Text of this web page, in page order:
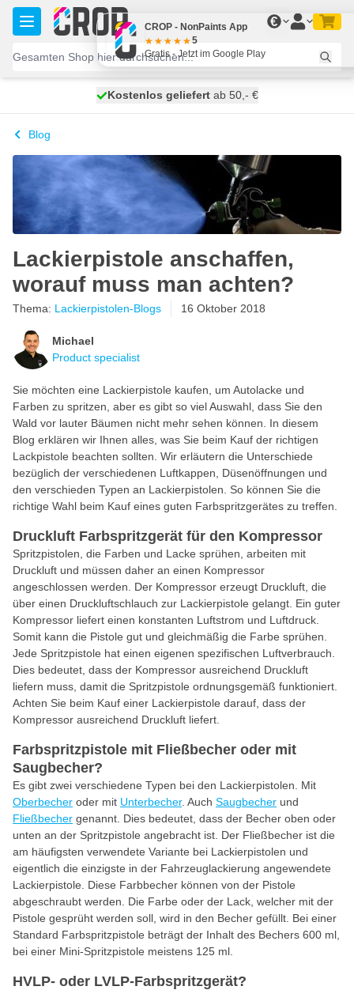
Zum Inhalt springen
€
heute versendet
Kostenlos geliefertab 50,- €
100 Tage
Blog
Lackierpistole anschaffen,
worauf muss man achten?
Thema: Lackierpistolen-Blogs 16 Oktober 2018
Michael
Product specialist
Sie möchten eine Lackierpistole kaufen, um Autolacke und
Farben zu spritzen, aber es gibt so viel Auswahl, dass Sie den
Wald vor lauter Bäumen nicht mehr sehen können. In diesem
Blog erklären wir Ihnen alles, was Sie beim Kauf der richtigen
Lackpistole beachten sollten. Wir erläutern die Unterschiede
bezüglich der verschiedenen Luftkappen, Düsenöffnungen und
den verschieden Typen an Lackierpistolen. So können Sie die
richtige Wahl beim Kauf eines guten Farbspritzgerätes zu treffen.
Druckluft Farbspritzgerät für den Kompressor
Spritzpistolen, die Farben und Lacke sprühen, arbeiten mit
Druckluft und müssen daher an einen Kompressor
angeschlossen werden. Der Kompressor erzeugt Druckluft, die
über einen Druckluftschlauch zur Lackierpistole gelangt. Ein guter
Kompressor liefert einen konstanten Luftstrom und Luftdruck.
Somit kann die Pistole gut und gleichmäßig die Farbe sprühen.
Jede Spritzpistole hat einen eigenen spezifischen Luftverbrauch.
Dies bedeutet, dass der Kompressor ausreichend Druckluft
liefern muss, damit die Spritzpistole ordnungsgemäß funktioniert.
Achten Sie beim Kauf einer Lackierpistole darauf, dass der
Kompressor ausreichend Druckluft liefert.
Farbspritzpistole mit Fließbecher oder mit
Saugbecher?
Es gibt zwei verschiedene Typen bei den Lackierpistolen. Mit
Oberbecher oder mit Unterbecher. Auch Saugbecher und
Fließbecher genannt. Dies bedeutet, dass der Becher oben oder
unten an der Spritzpistole angebracht ist. Der Fließbecher ist die
am häufigsten verwendete Variante bei Lackierpistolen und
eigentlich die einzigste in der Fahrzeuglackierung angewendete
Lackierpistole. Diese Farbbecher können von der Pistole
abgeschraubt werden. Die Farbe oder der Lack, welcher mit der
Pistole gesprüht werden soll, wird in den Becher gefüllt. Bei einer
Standard Farbspritzpistole beträgt der Inhalt des Bechers 600 ml,
bei einer Mini-Spritzpistole meistens 125 ml.
HVLP- oder LVLP-Farbspritzgerät?
CROP - NonPaints App
5
Gratis - Jetzt im Google Play